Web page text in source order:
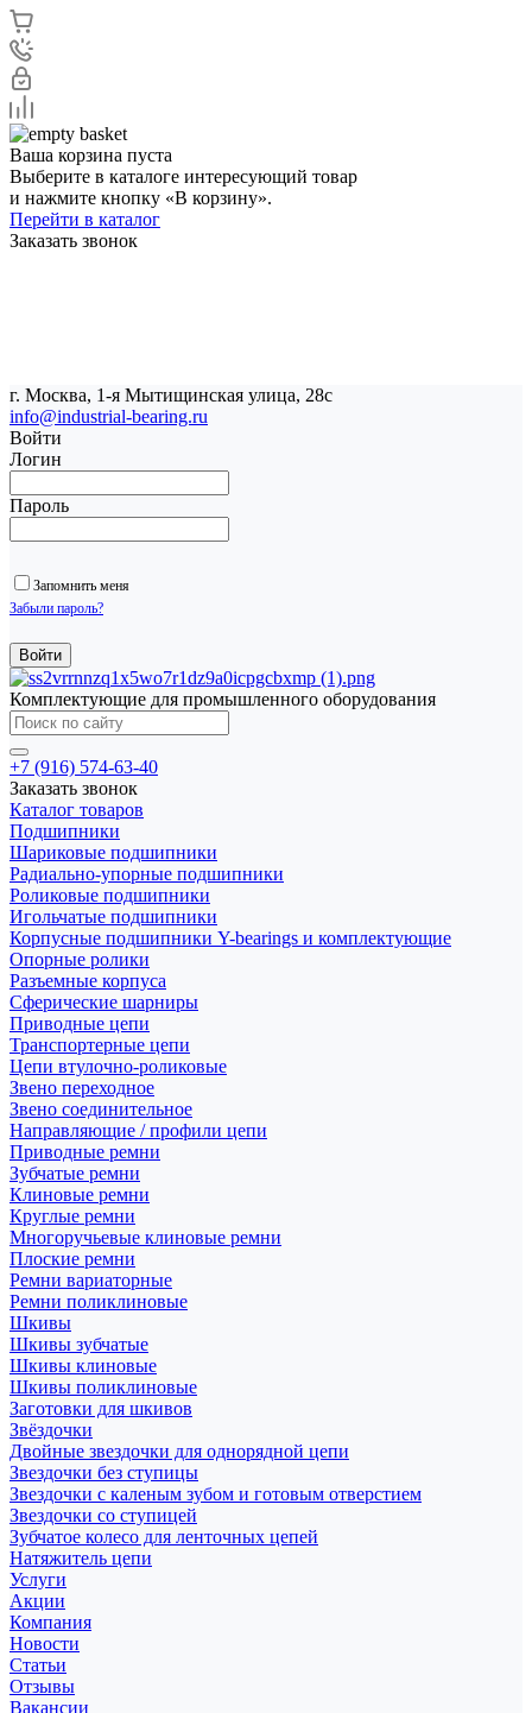
Ваша корзина пуста
Выберите в каталоге интересующий товар
и нажмите кнопку «В корзину».
Перейти в каталог
Заказать звонок
г. Москва, 1-я Мытищинская улица, 28с
info@industrial-bearing.ru
Войти
Логин
Пароль
Запомнить меня
Забыли пароль?
Комплектующие для промышленного оборудования
+7 (916) 574-63-40
Заказать звонок
Каталог товаров
Подшипники
Шариковые подшипники
Радиально-упорные подшипники
Роликовые подшипники
Игольчатые подшипники
Корпусные подшипники Y-bearings и комплектующие
Опорные ролики
Разъемные корпуса
Сферические шарниры
Приводные цепи
Транспортерные цепи
Цепи втулочно-роликовые
Звено переходное
Звено соединительное
Направляющие / профили цепи
Приводные ремни
Зубчатые ремни
Клиновые ремни
Круглые ремни
Многоручьевые клиновые ремни
Плоские ремни
Ремни вариаторные
Ремни поликлиновые
Шкивы
Шкивы зубчатые
Шкивы клиновые
Шкивы поликлиновые
Заготовки для шкивов
Звёздочки
Двойные звездочки для однорядной цепи
Звездочки без ступицы
Звездочки с каленым зубом и готовым отверстием
Звездочки со ступицей
Зубчатое колесо для ленточных цепей
Натяжитель цепи
Услуги
Акции
Компания
Новости
Статьи
Отзывы
Вакансии